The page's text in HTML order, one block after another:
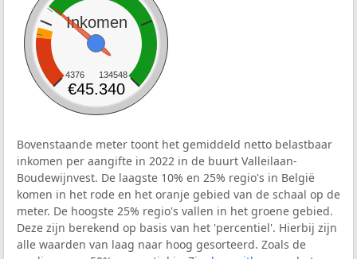
Inkomen
4376 134548
€45.340
Bovenstaande meter toont het gemiddeld netto belastbaar
inkomen per aangifte in 2022 in de buurt Valleilaan-
Boudewijnvest. De laagste 10% en 25% regio's in België
komen in het rode en het oranje gebied van de schaal op de
meter. De hoogste 25% regio's vallen in het groene gebied.
Deze zijn berekend op basis van het 'percentiel'. Hierbij zijn
alle waarden van laag naar hoog gesorteerd. Zoals de